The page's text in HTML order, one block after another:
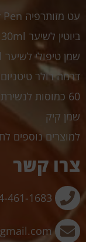
עט מזותרפיה My Pen
ביוטין לשיער My.Biotin 30ml
שמן טיפולי לשיער My Oil
דרמה רולר טיטניום My Roller
60 כמוסות לנשירת שיער My Hr
שמן קיק
למוצרים נוספים
צרו קשר
461-1683